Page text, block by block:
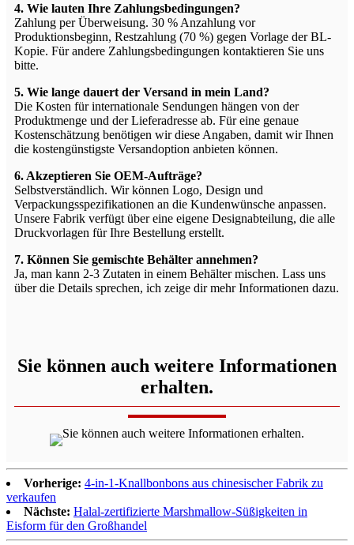
4. Wie lauten Ihre Zahlungsbedingungen?
Zahlung per Überweisung. 30 % Anzahlung vor
Produktionsbeginn, Restzahlung (70 %) gegen Vorlage der BL-
Kopie. Für andere Zahlungsbedingungen kontaktieren Sie uns
bitte.
5. Wie lange dauert der Versand in mein Land?
Die Kosten für internationale Sendungen hängen von der
Produktmenge und der Lieferadresse ab. Für eine genaue
Kostenschätzung benötigen wir diese Angaben, damit wir Ihnen
die kostengünstigste Versandoption anbieten können.
6. Akzeptieren Sie OEM-Aufträge?
Selbstverständlich. Wir können Logo, Design und
Verpackungsspezifikationen an die Kundenwünsche anpassen.
Unsere Fabrik verfügt über eine eigene Designabteilung, die alle
Druckvorlagen für Ihre Bestellung erstellt.
7. Können Sie gemischte Behälter annehmen?
Ja, man kann 2-3 Zutaten in einem Behälter mischen. Lass uns
über die Details sprechen, ich zeige dir mehr Informationen dazu.
Sie können auch weitere Informationen
erhalten.
Vorherige: 4-in-1-Knallbonbons aus chinesischer Fabrik zu
verkaufen
Nächste: Halal-zertifizierte Marshmallow-Süßigkeiten in
Eisform für den Großhandel